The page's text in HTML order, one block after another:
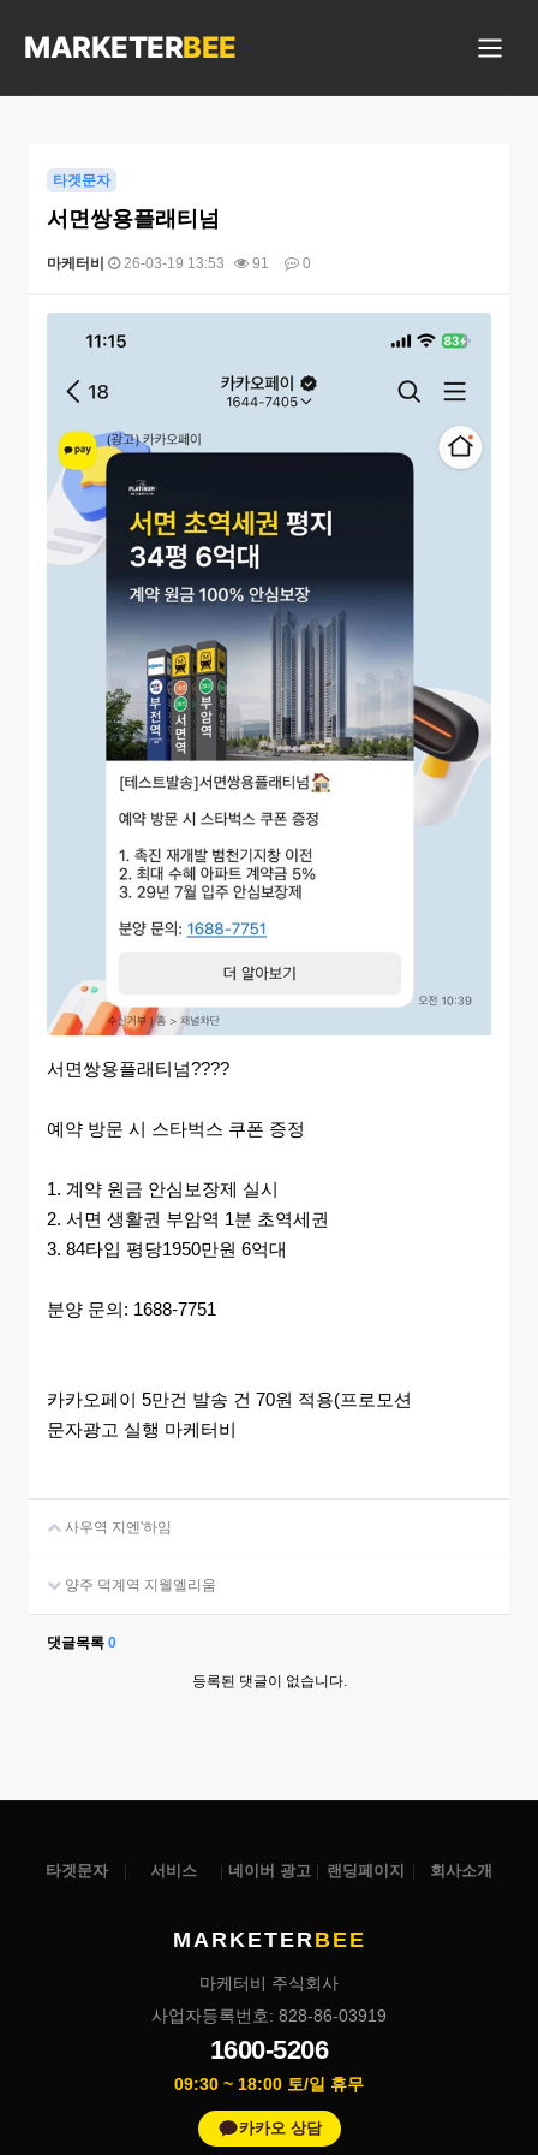
MARKETERBEE
타겟문자
서면쌍용플래티넘
마케터비 26-03-19 13:53 91 0
서면쌍용플래티넘????
예약 방문 시 스타벅스 쿠폰 증정
1. 계약 원금 안심보장제 실시
2. 서면 생활권 부암역 1분 초역세권
3. 84타입 평당1950만원 6억대
분양 문의: 1688-7751
카카오페이 5만건 발송 건 70원 적용(프로모션
문자광고 실행 마케터비
사우역 지엔'하임
양주 덕계역 지웰엘리움
댓글목록 0
등록된 댓글이 없습니다.
타겟문자 서비스 네이버 광고 랜딩페이지 회사소개
MARKETERBEE
마케터비 주식회사
사업자등록번호: 828-86-03919
1600-5206
09:30 ~ 18:00 토/일 휴무
카카오 상담